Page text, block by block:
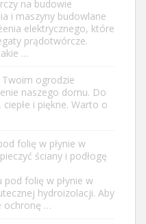
na budowie
i maszyny budowlane
elektrycznego, które
prądotwórcze.
…
ogrodzie
naszego domu. Do
i piękne. Warto o
folię w płynie w
ściany i podłogę
folię w płynie w
hydroizolacji. Aby
ochronę …